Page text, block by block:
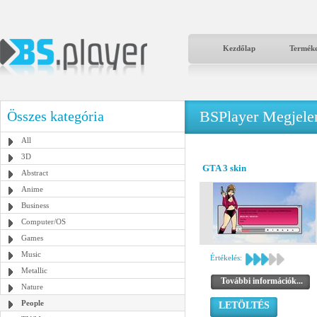
Kezdőlap
Összes kategória
All
3D
Abstract
Anime
Business
Computer/OS
Games
Music
Metallic
Nature
People
BSPlayer
GTA 3 skin
Értékelés:
További információk...
LETÖLTÉS